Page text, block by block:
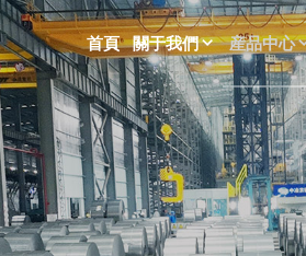
首頁 關于我們 産品中心